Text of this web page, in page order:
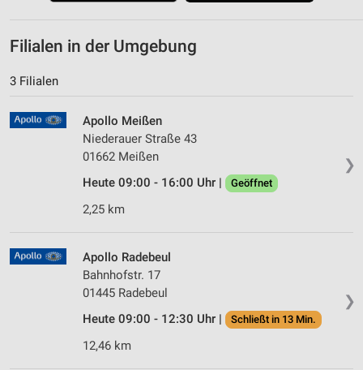
Filialen in der Umgebung
3 Filialen
❯
Apollo Meißen
Niederauer Straße 43
01662 Meißen
Heute 09:00 - 16:00 Uhr |
Geöffnet
2,25 km
❯
Apollo Radebeul
Bahnhofstr. 17
01445 Radebeul
Heute 09:00 - 12:30 Uhr |
Schließt in 13 Min.
12,46 km